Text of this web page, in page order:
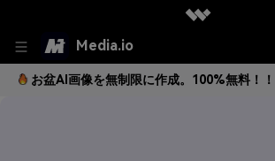
Media.io
お盆AI画像を無制限に作成。100%無料！！